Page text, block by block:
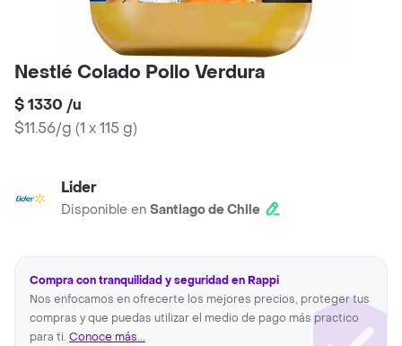
Nestlé Colado Pollo Verdura
$ 1330 /u
$11.56/g (1 x 115 g)
Lider
Disponible en Santiago de Chile
Compra con tranquilidad y seguridad en Rappi
Nos enfocamos en ofrecerte los mejores precios, proteger tus
compras y que puedas utilizar el medio de pago más practico
para ti. Conoce más...